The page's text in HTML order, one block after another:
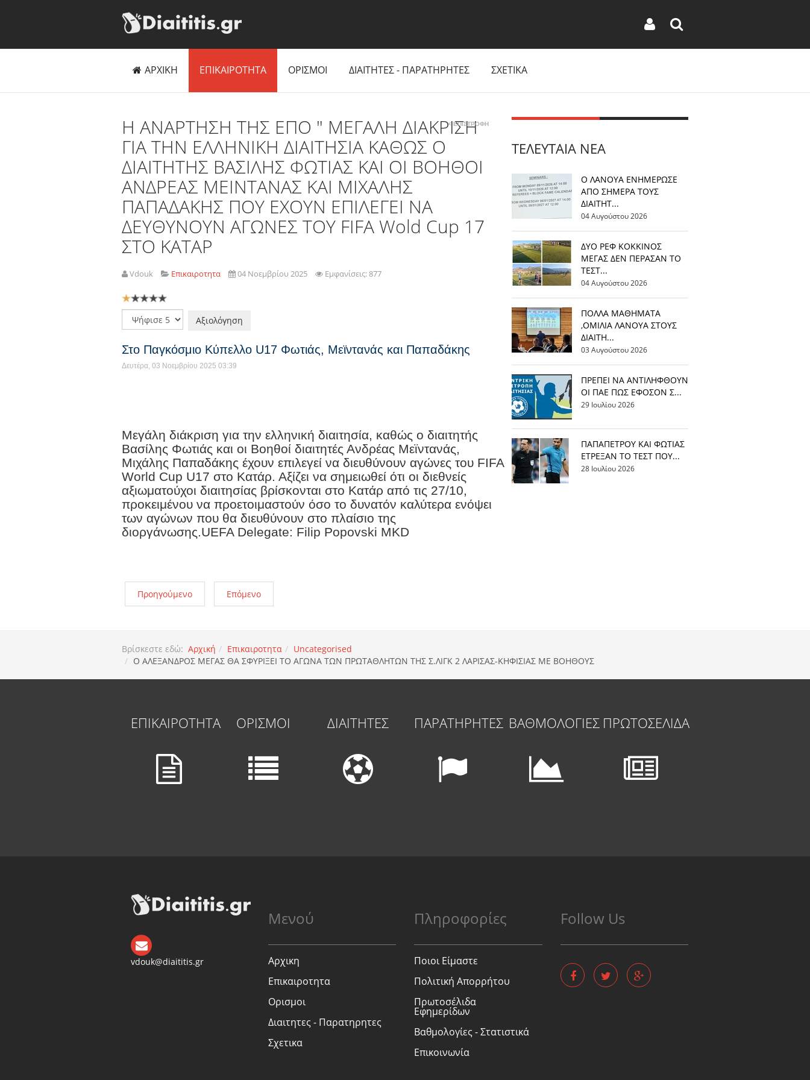
ΑΡΧΙΚΗ ΕΠΙΚΑΙΡΟΤΗΤΑ ΟΡΙΣΜΟΙ ΔΙΑΙΤΗΤΕΣ - ΠΑΡΑΤΗΡΗΤΕΣ ΣΧΕΤΙΚΑ
H AΝΑΡΤΗΣΗ ΤΗΣ ΕΠΟ " ΜΕΓΑΛΗ ΔΙΑΚΡΙΣΗ
ΓΙΑ ΤΗΝ ΕΛΛΗΝΙΚΗ ΔΙΑΙΤΗΣΙΑ ΚΑΘΩΣ Ο
ΔΙΑΙΤΗΤΗΣ ΒΑΣΙΛΗΣ ΦΩΤΙΑΣ ΚΑΙ ΟΙ ΒΟΗΘΟΙ
ΑΝΔΡΕΑΣ ΜΕΙΝΤΑΝΑΣ ΚΑΙ ΜΙΧΑΛΗΣ
ΠΑΠΑΔΑΚΗΣ ΠΟΥ ΕΧΟΥΝ ΕΠΙΛΕΓΕΙ ΝΑ
ΔΕΥΘΥΝΟΥΝ ΑΓΩΝΕΣ ΤΟΥ FIFA Wold Cup 17
ΣΤΟ ΚΑΤΑΡ
Vdouk Επικαιροτητα 04 Νοεμβρίου 2025 Εμφανίσεις: 877
Αξιολόγηση
Χρήστη:1/5
Παρακαλώ
αξιολογήστε
Στο Παγκόσμιο Κύπελλο U17 Φωτιάς, Μεϊντανάς και Παπαδάκης
Δευτέρα, 03 Νοεμβρίου 2025 03:39
< ΕΠΙΣΤΡΟΦΗ
Μεγάλη διάκριση για την ελληνική διαιτησία, καθώς ο διαιτητής
Βασίλης Φωτιάς και οι Βοηθοί διαιτητές Ανδρέας Μεϊντανάς,
Μιχάλης Παπαδάκης έχουν επιλεγεί να διευθύνουν αγώνες του FIFA
World Cup U17 στο Κατάρ. Αξίζει να σημειωθεί ότι οι διεθνείς
αξιωματούχοι διαιτησίας βρίσκονται στο Κατάρ από τις 27/10,
προκειμένου να προετοιμαστούν όσο το δυνατόν καλύτερα ενόψει
των αγώνων που θα διευθύνουν στο πλαίσιο της
διοργάνωσης.UEFA Delegate: Filip Popovski MKD
Προηγούμενο Επόμενο
ΤΕΛΕΥΤΑΊΑ ΝΈΑ
Ο ΛΑΝΟΥΑ ΕΝΗΜΕΡΩΣΕ
ΑΠΟ ΣΗΜΕΡΑ ΤΟΥΣ
ΔΙΑΙΤΗΤ...
04 Αυγούστου 2026
ΔΥΟ ΡΕΦ ΚΟΚΚΙΝΟΣ
ΜΕΓΑΣ ΔΕΝ ΠΕΡΑΣΑΝ ΤΟ
ΤΕΣΤ...
04 Αυγούστου 2026
ΠΟΛΛΑ ΜΑΘΗΜΑΤΑ
,ΟΜΙΛΙΑ ΛΑΝΟΥΑ ΣΤΟΥΣ
ΔΙΑΙΤΗ...
03 Αυγούστου 2026
ΠΡΕΠΕΙ ΝΑ ΑΝΤΙΛΗΦΘΟΥΝ
ΟΙ ΠΑΕ ΠΩΣ ΕΦΟΣΟΝ Σ...
29 Ιουλίου 2026
ΠΑΠΑΠΕΤΡΟΥ ΚΑΙ ΦΩΤΙΑΣ
ΕΤΡΕΞΑΝ ΤΟ ΤΕΣΤ ΠΟΥ...
28 Ιουλίου 2026
Βρίσκεστε εδώ: Αρχική Επικαιροτητα
Uncategorised
O AΛΕΞΑΝΔΡΟΣ ΜΕΓΑΣ ΘΑ ΣΦΥΡΙΞΕΙ ΤΟ ΑΓΩΝΑ ΤΩΝ ΠΡΩΤΑΘΛΗΤΩΝ ΤΗΣ Σ.ΛΙΓΚ 2 ΛΑΡΙΣΑΣ-ΚΗΦΙΣΙΑΣ ΜΕ ΒΟΗΘΟΥΣ
ΕΠΙΚΑΙΡΟΤΗΤΑ ΟΡΙΣΜΟΙ ΔΙΑΙΤΗΤΕΣ ΠΑΡΑΤΗΡΗΤΕΣ ΒΑΘΜΟΛΟΓΙΕΣ ΠΡΩΤΟΣΕΛΙΔΑ
vdouk@diaititis.gr
Μενού
Αρχικη
Επικαιροτητα
Ορισμοι
Διαιτητες - Παρατηρητες
Σχετικα
Πληροφορίες
Ποιοι Είμαστε
Πολιτική Απορρήτου
Πρωτοσέλιδα
Εφημερίδων
Βαθμολογίες - Στατιστικά
Επικοινωνία
Follow Us